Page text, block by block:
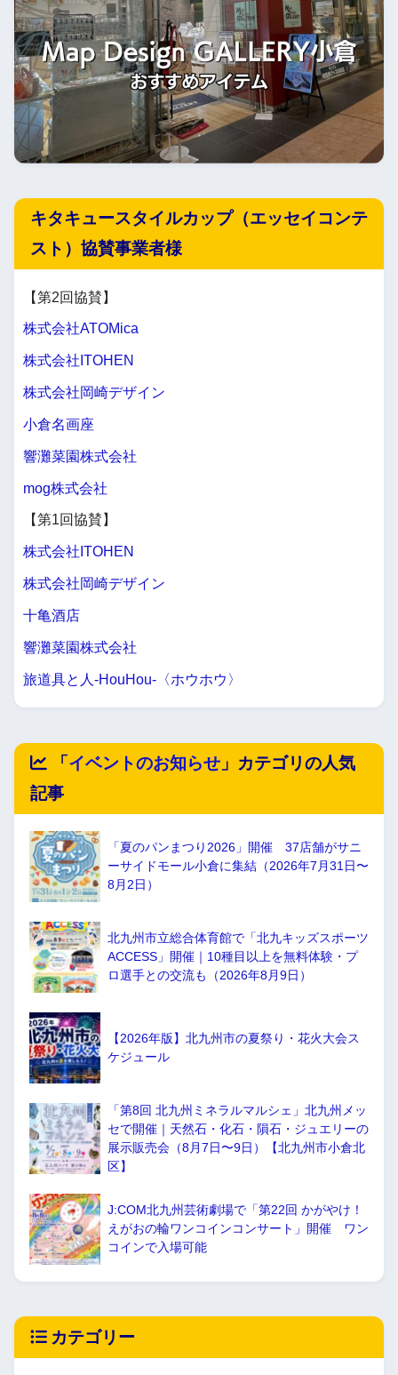
キタキュースタイルカップ（エッセイコンテ
スト）協賛事業者様
【第2回協賛】
株式会社ATOMica
株式会社ITOHEN
株式会社岡崎デザイン
小倉名画座
響灘菜園株式会社
mog株式会社
【第1回協賛】
株式会社ITOHEN
株式会社岡崎デザイン
十亀酒店
響灘菜園株式会社
旅道具と人-HouHou-〈ホウホウ〉
「イベントのお知らせ 」カテゴリの人気
記事
「夏のパンまつり2026」開催 37店舗がサニ
ーサイドモール小倉に集結（2026年7月31日〜
8月2日）
北九州市立総合体育館で「北九キッズスポーツ
ACCESS」開催｜10種目以上を無料体験・プ
ロ選手との交流も（2026年8月9日）
【2026年版】北九州市の夏祭り・花火大会ス
ケジュール
「第8回 北九州ミネラルマルシェ」北九州メッ
セで開催｜天然石・化石・隕石・ジュエリーの
展示販売会（8月7日〜9日）【北九州市小倉北
区】
J:COM北九州芸術劇場で「第22回 かがやけ！
えがおの輪ワンコインコンサート」開催 ワン
コインで入場可能
カテゴリー